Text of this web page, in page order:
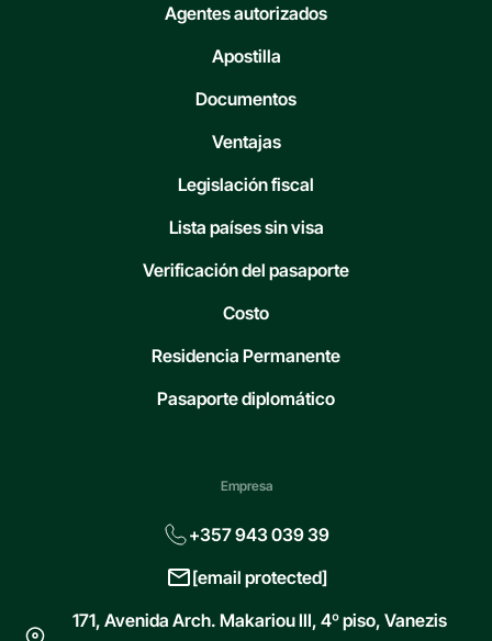
Agentes autorizados
Apostilla
Documentos
Ventajas
Legislación fiscal
Lista países sin visa
Verificación del pasaporte
Costo
Residencia Permanente
Pasaporte diplomático
Empresa
+357 943 039 39
[email protected]
171, Avenida Arch. Makariou III, 4º piso, Vanezis